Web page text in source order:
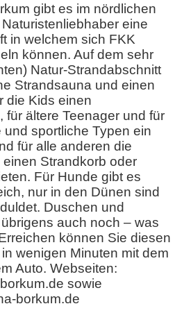
gibt es im nördlichen
eine
in welchem sich FKK
können. Auf dem sehr
Natur-Strandabschnitt
Strandsauna und einen
die Kids einen
für ältere Teenager und für
sportliche Typen ein
für alle anderen die
Strandkorb oder
Für Hunde gibt es
nur in den Dünen sind
Duschen und
auch noch – was
können Sie diesen
wenigen Minuten mit dem
Auto. Webseiten:
sowie
borkum.de